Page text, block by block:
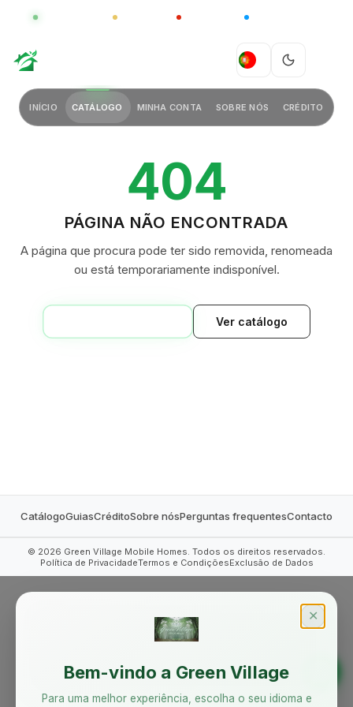
CHINA
PT
INÍCIO CATÁLOGO MINHA CONTA SOBRE NÓS CRÉDITO
404
PÁGINA NÃO ENCONTRADA
A página que procura pode ter sido removida, renomeada
ou está temporariamente indisponível.
Ver catálogo
CatálogoGuiasCréditoSobre nósPerguntas frequentesContacto
© 2026 Green Village Mobile Homes. Todos os direitos reservados.
Política de PrivacidadeTermos e CondiçõesExclusão de Dados
✕
Bem-vindo a Green Village
Para uma melhor experiência, escolha o seu idioma e